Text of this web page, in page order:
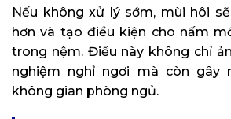
Nếu không xử lý sớm, mùi hôi
hơn và tạo điều kiện cho nấm
trong nệm. Điều này không chỉ
nghiệm nghỉ ngơi mà còn gây
không gian phòng ngủ.